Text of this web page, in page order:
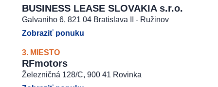
BUSINESS LEASE SLOVAKIA s.r.o.
Galvaniho 6, 821 04 Bratislava II - Ružinov
Zobraziť ponuku
3. MIESTO
RFmotors
Železničná 128/C, 900 41 Rovinka